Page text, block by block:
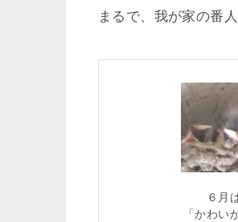
まるで、我が家の番
６月
「かわい